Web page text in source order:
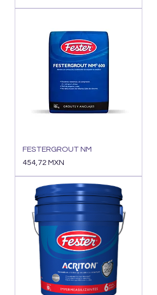
FESTERGROUT NM
Precio
454,72 MXN